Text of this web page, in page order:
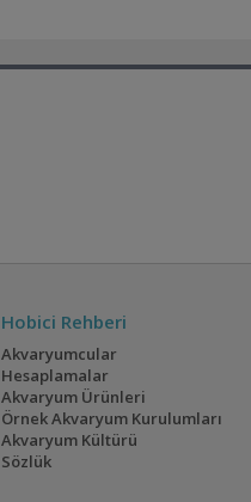
Hobici Rehberi
Akvaryumcular
Hesaplamalar
Akvaryum Ürünleri
Örnek Akvaryum Kurulumları
Akvaryum Kültürü
Sözlük